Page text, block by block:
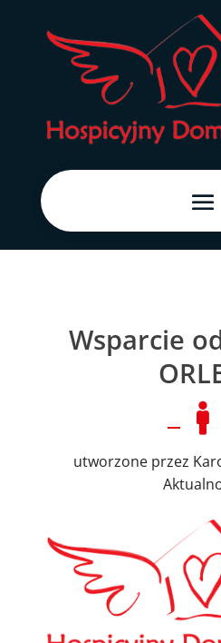
Wsparcie

utworzone przez